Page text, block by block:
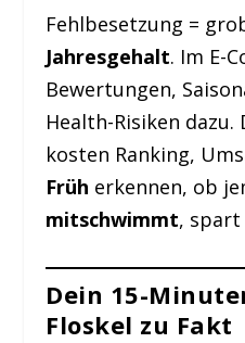
Fehlbesetzung =
Jahresgehalt. Im E-
Bewertungen,
Health-Risiken dazu.
kosten Ranking,
Früh erkennen, ob
mitschwimmt, spart
Dein 15-
Floskel zu Fakt